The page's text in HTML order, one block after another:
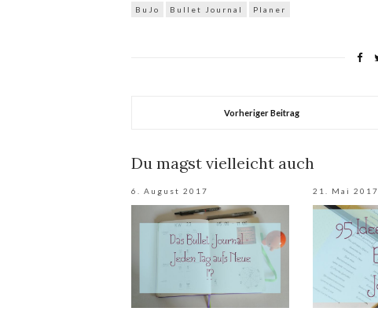
BuJo Bullet Journal Planer
Vorheriger Beitrag
Du magst vielleicht auch
6. August 2017 21. Mai 2017